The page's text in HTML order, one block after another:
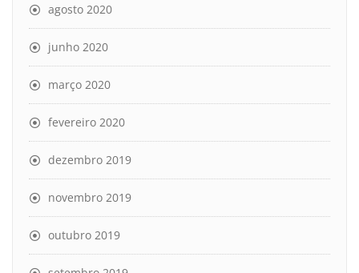
agosto 2020
junho 2020
março 2020
fevereiro 2020
dezembro 2019
novembro 2019
outubro 2019